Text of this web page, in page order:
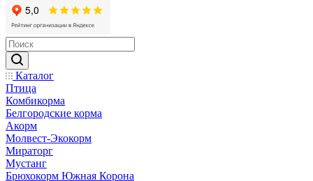
Каталог
Птица
Комбикорма
Белгородские корма
Акорм
Молвест-Экокорм
Мираторг
Мустанг
Брюхокорм Южная Корона